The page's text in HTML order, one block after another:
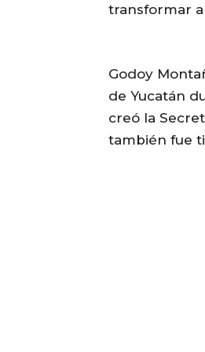
transformar
Godoy
de Yucatán
creó la
también fue